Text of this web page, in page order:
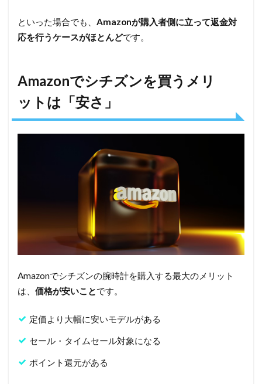
といった場合でも、 Amazonが購入者側に立って返金対
応を行うケースがほとんどです。
Amazonでシチズンを買うメリ
ットは「安さ」
Amazonでシチズンの腕時計を購入する最大のメリット
は、 価格が安いことです。
定価より大幅に安いモデルがある
セール・タイムセール対象になる
ポイント還元がある